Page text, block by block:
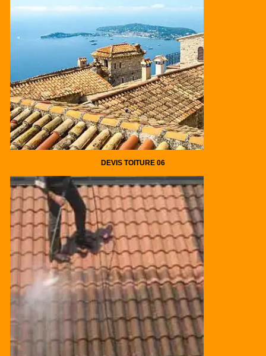
DEVIS TOITURE 06